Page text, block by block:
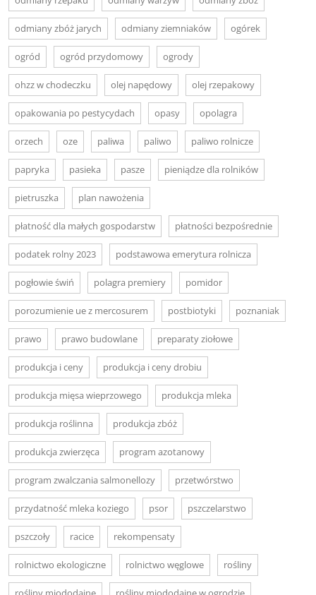
odmiany zbóż jarych odmiany ziemniaków ogórek
ogród ogród przydomowy ogrody
ohzz w chodeczku olej napędowy olej rzepakowy
opakowania po pestycydach opasy opolagra
orzech oze paliwa paliwo paliwo rolnicze
papryka pasieka pasze pieniądze dla rolników
pietruszka plan nawożenia
płatność dla małych gospodarstw płatności bezpośrednie
podatek rolny 2023 podstawowa emerytura rolnicza
pogłowie świń polagra premiery pomidor
porozumienie ue z mercosurem postbiotyki poznaniak
prawo prawo budowlane preparaty ziołowe
produkcja i ceny produkcja i ceny drobiu
produkcja mięsa wieprzowego produkcja mleka
produkcja roślinna produkcja zbóż
produkcja zwierzęca program azotanowy
program zwalczania salmonellozy przetwórstwo
przydatność mleka koziego psor pszczelarstwo
pszczoły racice rekompensaty
rolnictwo ekologiczne rolnictwo węglowe rośliny